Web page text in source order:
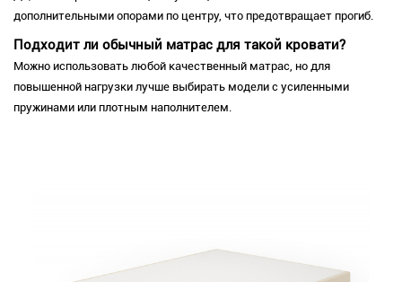
дополнительными опорами по центру, что предотвращает прогиб.
Подходит ли обычный матрас для такой кровати?
Можно использовать любой качественный матрас, но для
повышенной нагрузки лучше выбирать модели с усиленными
пружинами или плотным наполнителем.